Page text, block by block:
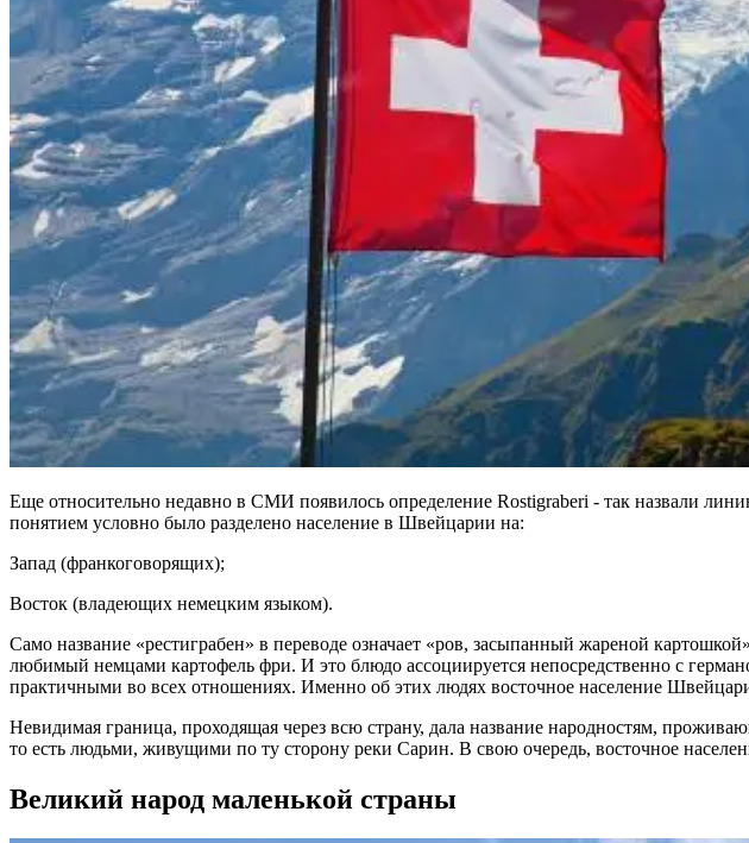
Еще относительно недавно в СМИ появилось определение Rostigraberi - так назвали
понятием условно было разделено население в Швейцарии на:
Запад (франкоговорящих);
Восток (владеющих немецким языком).
Само название «рестиграбен» в переводе означает «ров, засыпанный жареной
любимый немцами картофель фри. И это блюдо ассоциируется непосредственно с
практичными во всех отношениях. Именно об этих людях восточное население
Невидимая граница, проходящая через всю страну, дала название народностям,
то есть людьми, живущими по ту сторону реки Сарин. В свою очередь, восточное
Великий народ маленькой страны